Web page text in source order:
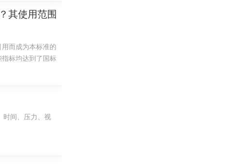
模量小，与
规格表:编号
其使用范围
而成为本标准的
标均达到了国标
时间、压力、视